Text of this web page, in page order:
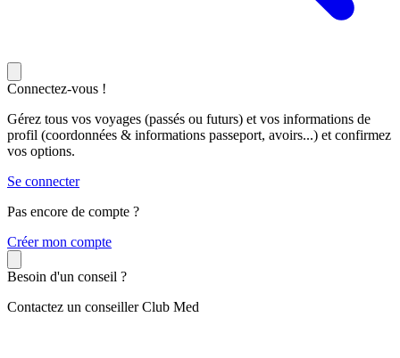
Connectez-vous !
Gérez tous vos voyages (passés ou futurs) et vos informations de
profil (coordonnées & informations passeport, avoirs...) et confirmez
vos options.
Se connecter
Pas encore de compte ?
Créer mon compte
Besoin d'un conseil ?
Contactez un conseiller Club Med